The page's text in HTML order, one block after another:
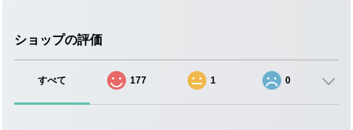
ショップの評価
すべて 177 1 0